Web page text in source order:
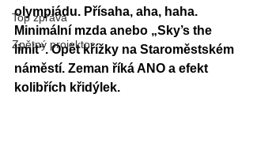
Top zpráva
Zpětný projektor
olympiádu. Přísaha, aha, haha.
Minimální mzda anebo „Sky’s the
limit“. Opět křížky na Staroměstském
náměstí. Zeman říká ANO a efekt
kolibřích křidýlek.